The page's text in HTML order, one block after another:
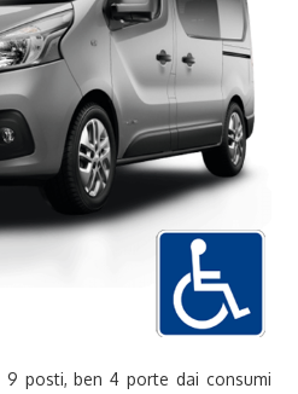
9 posti, ben 4 porte dai consumi